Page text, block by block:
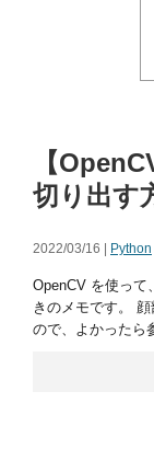
【
切り出す
2022/03/16 | Python
OpenCV を使って
きのメモです。
ので、よかったら